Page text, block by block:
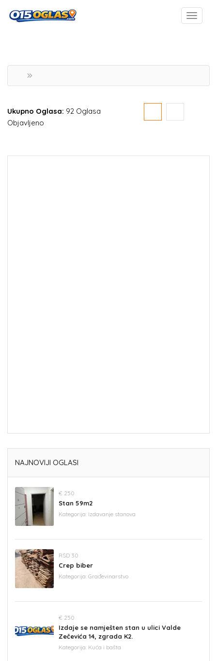
Ukupno Oglasa: 92 Oglasa
Objavljeno
NAJNOVIJI OGLASI
€ 250
Stan 59m2
Kategorija: Izdavanje stanova
RSD 30
Crep biber
Kategorija: Građevinarstvo
€ 250
Izdaje se namješten stan u ulici Valde
Zečevića 14, zgrada K2.
Kategorija: Kuća i bašta